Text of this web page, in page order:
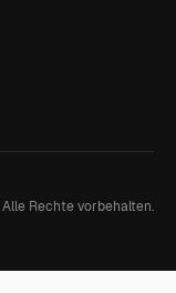
Alle Rechte vorbehalten.